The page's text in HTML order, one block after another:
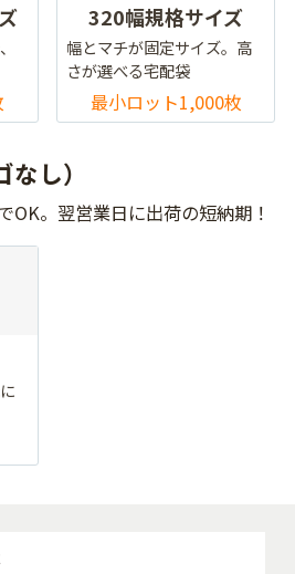
320幅規格サイズ
幅とマチが固定サイズ。高
さが選べる宅配袋
最小ロット1,000枚
し）
OK。翌営業日に出荷の短納期！